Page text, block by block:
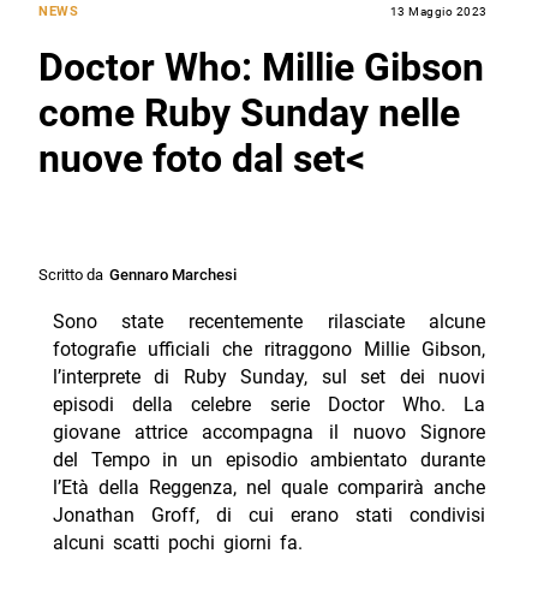
NEWS 13 Maggio 2023
Doctor Who: Millie Gibson
come Ruby Sunday nelle
nuove foto dal set<
Scritto da Gennaro Marchesi
Sono state recentemente rilasciate alcune
fotografie ufficiali che ritraggono Millie Gibson,
l’interprete di Ruby Sunday, sul set dei nuovi
episodi della celebre serie Doctor Who. La
giovane attrice accompagna il nuovo Signore
del Tempo in un episodio ambientato durante
l’Età della Reggenza, nel quale comparirà anche
Jonathan Groff, di cui erano stati condivisi
alcuni scatti pochi giorni fa.